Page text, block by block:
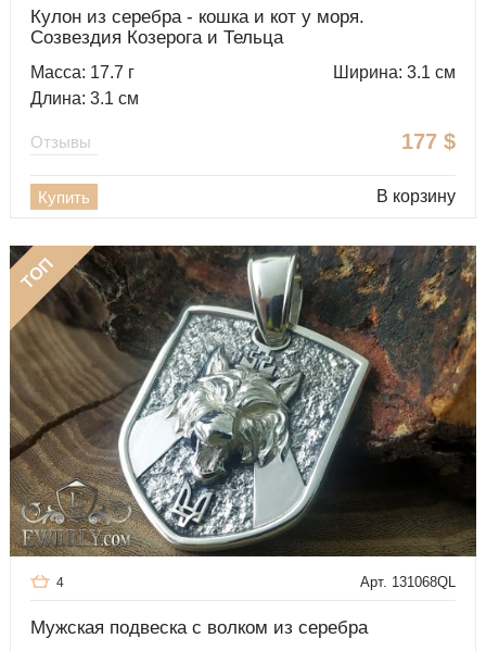
Кулон из серебра - кошка и кот у моря.
Созвездия Козерога и Тельца
Масса: 17.7 г
Ширина: 3.1 см
Длина: 3.1 см
177 $
Отзывы
Купить В корзину
ТОП
Арт. 131068QL
4
Мужская подвеска с волком из серебра